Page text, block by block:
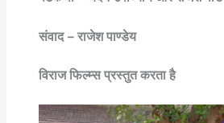
संवाद – राजेश पाण्डेय
विराज फिल्म्स प्रस्तुत करता है